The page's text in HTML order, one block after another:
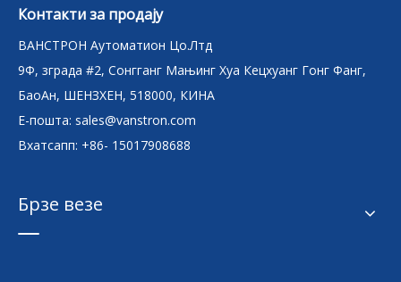
Контакти за продају
ВАНСТРОН Аутоматион Цо.Лтд
9Ф, зграда #2, Сонгганг Мањинг Хуа Кецхуанг Гонг Фанг,
БаоАн, ШЕНЗХЕН, 518000, КИНА
Е-пошта: sales@vanstron.com
Вхатсапп: +86- 15017908688
Брзе везе